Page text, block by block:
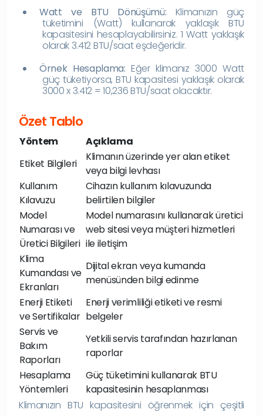
Watt ve BTU Dönüşümü: Klimanızın güç
tüketimini (Watt) kullanarak yaklaşık BTU
kapasitesini hesaplayabilirsiniz. 1 Watt yaklaşık
olarak 3.412 BTU/saat eşdeğeridir.
Örnek Hesaplama: Eğer klimanız 3000 Watt
güç tüketiyorsa, BTU kapasitesi yaklaşık olarak
3000 x 3.412 = 10,236 BTU/saat olacaktır.
Özet Tablo
Yöntem
Açıklama
Etiket Bilgileri
Klimanın üzerinde yer alan etiket
veya bilgi levhası
Kullanım
Kılavuzu
Cihazın kullanım kılavuzunda
belirtilen bilgiler
Model
Numarası ve
Üretici Bilgileri
Model numarasını kullanarak üretici
web sitesi veya müşteri hizmetleri
ile iletişim
Klima
Kumandası ve
Ekranları
Dijital ekran veya kumanda
menüsünden bilgi edinme
Enerji Etiketi
ve Sertifikalar
Enerji verimliliği etiketi ve resmi
belgeler
Servis ve
Bakım
Raporları
Yetkili servis tarafından hazırlanan
raporlar
Hesaplama
Yöntemleri
Güç tüketimini kullanarak BTU
kapasitesinin hesaplanması
Klimanızın BTU kapasitesini öğrenmek için çeşitli